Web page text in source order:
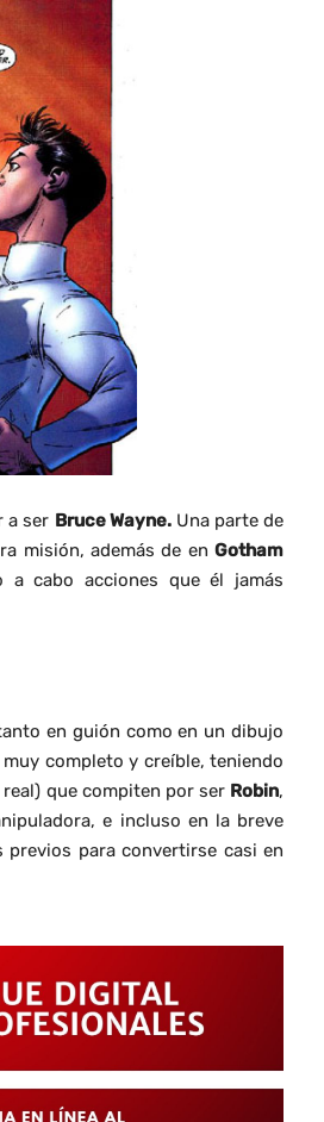
a ser Bruce Wayne.Una parte de
misión, además de en Gotham
a cabo acciones que él jamás
en guión como en un dibujo
completo y creíble, teniendo
que compiten por ser Robin,
e incluso en la breve
para convertirse casi en